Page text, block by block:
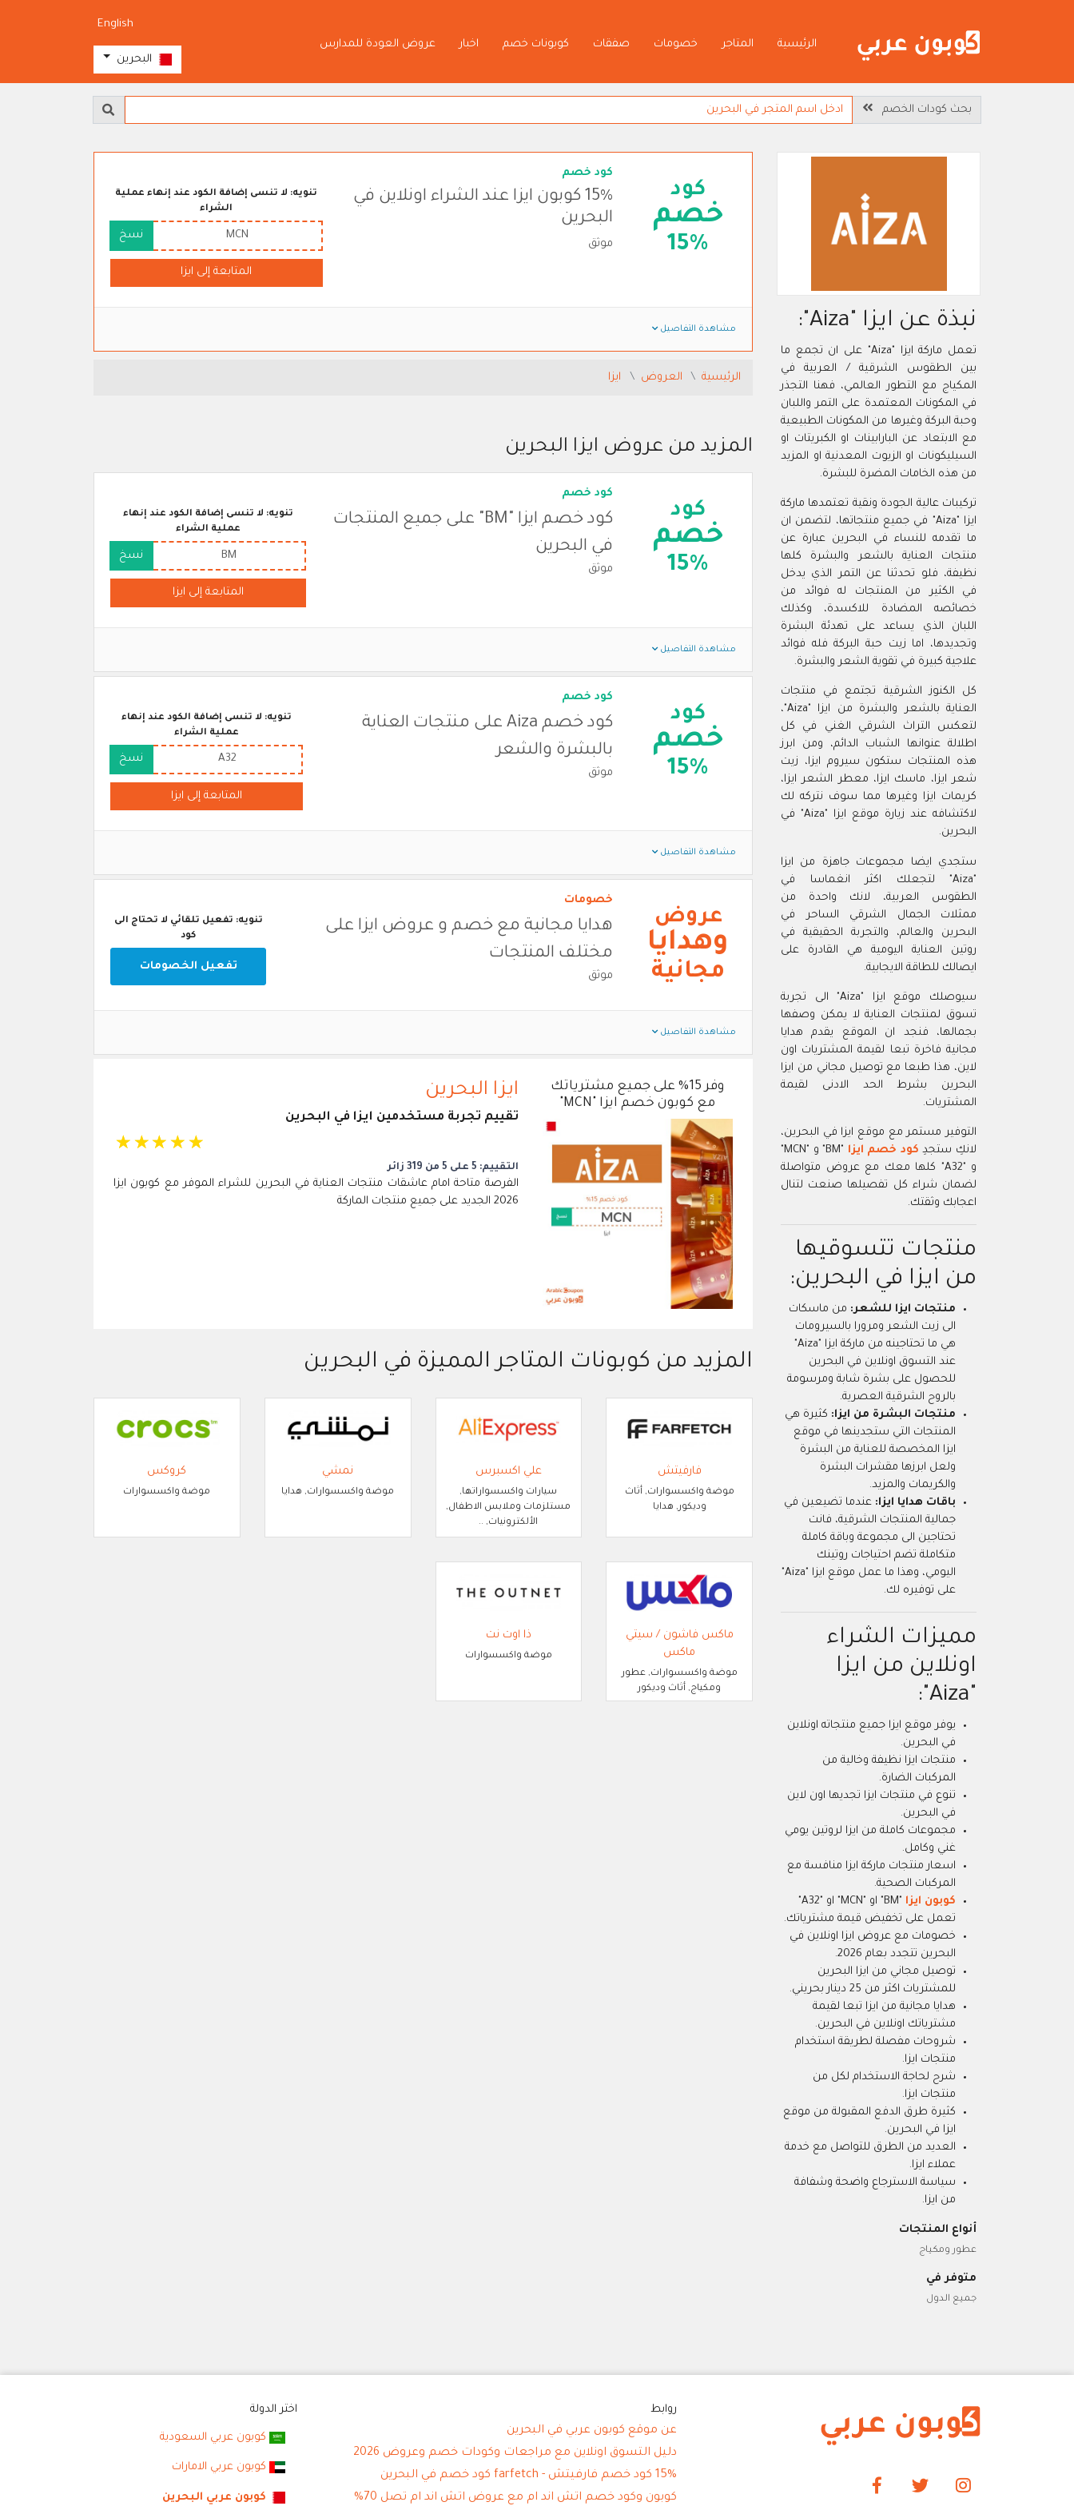
الرئيسية المتاجر خصومات صفقات كوبونات خصم اخبار عروض العودة للمدارس
English
البحرين
بحث كودات الخصم
كود
خصم
15%
كود خصم
15% كوبون ايزا عند الشراء اونلاين في
البحرين
موثق
تنويه: لا تنسى إضافة الكود عند إنهاء عملية
الشراء
MCN نسخ
المتابعة إلى ايزا
مشاهدة التفاصيل
الرئيسية العروض ايزا
المزيد من عروض ايزا البحرين
كود
خصم
15%
كود خصم
كود خصم ايزا "BM" على جميع المنتجات
في البحرين
موثق
تنويه: لا تنسى إضافة الكود عند إنهاء
عملية الشراء
BM نسخ
المتابعة إلى ايزا
مشاهدة التفاصيل
كود
خصم
15%
كود خصم
كود خصم Aiza على منتجات العناية
بالبشرة والشعر
موثق
تنويه: لا تنسى إضافة الكود عند إنهاء
عملية الشراء
A32 نسخ
المتابعة إلى ايزا
مشاهدة التفاصيل
عروض
وهدايا
مجانية
خصومات
هدايا مجانية مع خصم و عروض ايزا على
مختلف المنتجات
موثق
تنويه: تفعيل تلقائي لا تحتاج الى
كود
تفعيل الخصومات
مشاهدة التفاصيل
وفر 15% على جميع مشترياتك
مع كوبون خصم ايزا "MCN"
ايزا البحرين
تقييم تجربة مستخدمين ايزا في البحرين
☆ ☆☆ ☆ ☆
التقييم: 5 على 5 من 319 زائر
الفرصة متاحة امام عاشقات منتجات العناية في البحرين للشراء الموفر مع كوبون ايزا
2026 الجديد على جميع منتجات الماركة
المزيد من كوبونات المتاجر المميزة في البحرين
فارفيتش
موضة واكسسوارات, أثاث
وديكور, هدايا
علي اكسبرس
سيارات واكسسواراتها,
مستلزمات وملابس الاطفال,
الألكترونيات, ..
نمشي
موضة واكسسوارات, هدايا
كروكس
موضة واكسسوارات
ماكس فاشون / سيتي
ماكس
موضة واكسسوارات, عطور
ومكياج, أثاث وديكور
ذا اوت نت
موضة واكسسوارات
نبذة عن ايزا "Aiza":
تعمل ماركة ايزا "Aiza" على ان تجمع ما
بين الطقوس الشرقية / العربية في
المكياج مع التطور العالمي، فهنا التجذر
في المكونات المعتمدة على التمر واللبان
وحبة البركة وغيرها من المكونات الطبيعية
مع الابتعاد عن البارابينات او الكبريتات او
السيليكونات او الزيوت المعدنية او المزيد
من هذه الخامات المضرة للبشرة.
تركيبات عالية الجودة ونقية تعتمدها ماركة
ايزا "Aiza" في جميع منتجاتها، لتضمن ان
ما تقدمه للنساء في البحرين عبارة عن
منتجات العناية بالشعر والبشرة كلها
نظيفة، فلو تحدثنا عن التمر الذي يدخل
في الكثير من المنتجات له فوائد من
خصائصه المضادة للاكسدة، وكذلك
اللبان الذي يساعد على تهدئة البشرة
وتجديدها، اما زيت حبة البركة فله فوائد
علاجية كبيرة في تقوية الشعر والبشرة.
كل الكنوز الشرقية تجتمع في منتجات
العناية بالشعر والبشرة من ايزا "Aiza"،
لتعكس التراث الشرقي الغني في كل
اطلالة عنوانها الشباب الدائم، ومن ابرز
هذه المنتجات ستكون سيروم ايزا، زيت
شعر ايزا، ماسك ايزا، معطر الشعر ايزا،
كريمات ايزا وغيرها مما سوف نتركه لك
لاكتشافه عند زيارة موقع ايزا "Aiza" في
البحرين.
ستجدي ايضا مجموعات جاهزة من ايزا
"Aiza" لتجعلك اكثر انغماسا في
الطقوس العربية، لانك واحدة من
ممثلات الجمال الشرقي الساحر في
البحرين والعالم، والتجربة الحقيقية في
روتين العناية اليومية هي القادرة على
ايصالك للطاقة الايجابية.
سيوصلك موقع ايزا "Aiza" الى تجربة
تسوق لمنتجات العناية لا يمكن وصفها
بجمالها، فنجد ان الموقع يقدم هدايا
مجانية فاخرة تبعا لقيمة المشتريات اون
لاين، هذا طبعا مع توصيل مجاني من ايزا
البحرين بشرط الحد الادنى لقيمة
المشتريات.
التوفير مستمر مع موقع ايزا في البحرين،
لانكِ ستجدِ كود خصم ايزا
"BM" و "MCN"
و "A32" كلها معك مع عروض متواصلة
لضمان شراء كل تفصيلها صنعت لتنال
اعجابك وثقتك.
منتجات تتسوقيها
من ايزا في البحرين:
منتجات ايزا للشعر: من ماسكات
الى زيت الشعر ومرورا بالسيرومات
هي ما تحتاجينه من ماركة ايزا "Aiza"
عند التسوق اونلاين في البحرين
للحصول على بشرة شابة ومرسومة
بالروح الشرقية العصرية.
منتجات البشرة من ايزا: كثيرة هي
المنتجات التي ستجدينها في موقع
ايزا المخصصة للعناية من البشرة
ولعل ابرزها مقشرات البشرة
والكريمات والمزيد.
باقات هدايا ايزا: عندما تضيعين في
جمالية المنتجات الشرقية، فانت
تحتاجين الى مجموعة وباقة كاملة
متكاملة تضم احتياجات روتينك
اليومي، وهذا ما عمل موقع ايزا "Aiza"
على توفيره لك.
مميزات الشراء
اونلاين من ايزا
"Aiza":
يوفر موقع ايزا جميع منتجاته اونلاين
في البحرين.
منتجات ايزا نظيفة وخالية من
المركبات الضارة.
تنوع في منتجات ايزا تجديها اون لاين
في البحرين.
مجموعات كاملة من ايزا لروتين يومي
غني وكامل.
اسعار منتجات ماركة ايزا منافسة مع
المركبات الصحية.
كوبون ايزا
"BM" او "MCN" او "A32"
تعمل على تخفيض قيمة مشترياتك.
خصومات مع عروض ايزا اونلاين في
البحرين تتجدد بعام 2026.
توصيل مجاني من ايزا البحرين
للمشتريات اكثر من 25 دينار بحريني.
هدايا مجانية من ايزا تبعا لقيمة
مشترياتك اونلاين في البحرين.
شروحات مفصلة لطريقة استخدام
منتجات ايزا.
شرح لحاجة الاستخدام لكل من
منتجات ايزا.
كثيرة طرق الدفع المقبولة من موقع
ايزا في البحرين.
العديد من الطرق للتواصل مع خدمة
عملاء ايزا.
سياسة الاسترجاع واضحة وشفافة
من ايزا.
أنواع المنتجات
عطور ومكياج
متوفر في
جميع الدول
روابط
عن موقع كوبون عربي في البحرين
دليل التسوق اونلاين مع مراجعات وكودات خصم وعروض 2026
15% كود خصم فارفيتش - farfetch كود خصم في البحرين
كوبون وكود خصم اتش اند ام مع عروض اتش اند ام تصل 70%
اختر الدولة
كوبون عربي السعودية
كوبون عربي الامارات
كوبون عربي البحرين